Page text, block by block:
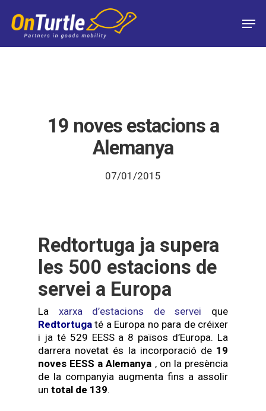
main
content
19 noves estacions a
Alemanya
07/01/2015
Redtortuga ja supera
les 500 estacions de
servei a Europa
La xarxa d’estacions de servei que
Redtortuga té a Europa no para de créixer
i ja té 529 EESS a 8 països d’Europa. La
darrera novetat és la incorporació de 19
noves EESS a Alemanya , on la presència
de la companyia augmenta fins a assolir
un total de 139.